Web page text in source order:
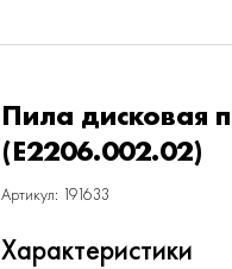
Пила дисковая
(E2206.002.02)
Артикул: 191633
Характеристики